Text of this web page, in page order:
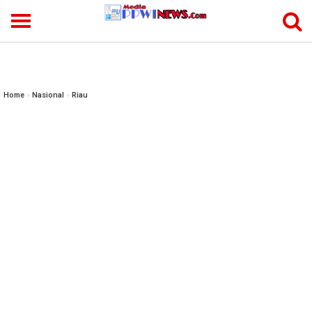
Home » Nasional » Riau